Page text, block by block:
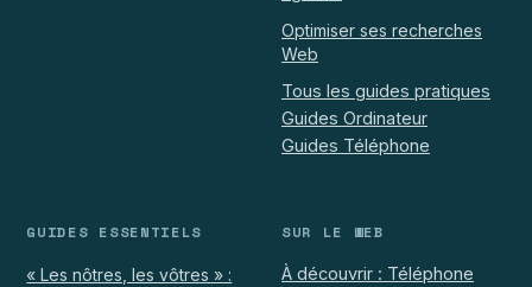
Optimiser ses recherches
Web
Tous les guides pratiques
Guides Ordinateur
Guides Téléphone
GUIDES ESSENTIELS
« Les nôtres, les vôtres » :
SUR LE WEB
À découvrir : Téléphone